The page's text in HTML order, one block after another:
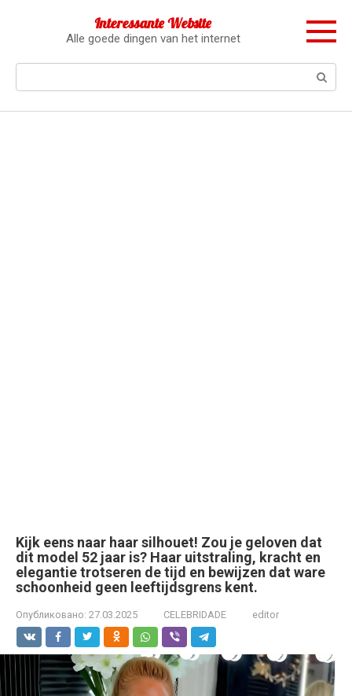
Interessante Website
Alle goede dingen van het internet
Kijk eens naar haar silhouet! Zou je geloven dat
dit model 52 jaar is? Haar uitstraling, kracht en
elegantie trotseren de tijd en bewijzen dat ware
schoonheid geen leeftijdsgrens kent.
Опубликовано: 27.03.2025 CELEBRIDADE editor